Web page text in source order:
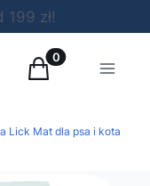
zł!
sięProdukty w
Koszyk Menu
Lick Mat dla psa i kota